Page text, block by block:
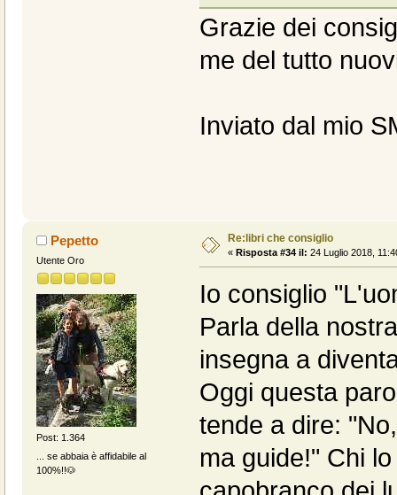
Grazie dei
me del tutto
Inviato dal mio
Pepetto
Utente Oro
Post: 1.364
... se abbaia è affidabile al
100%!!🐶
Re:libri che consiglio
« Risposta #34 il: 24 Luglio 2018,
Io consiglio
Parla della
insegna a
Oggi questa
tende a dire:
ma guide!" Chi